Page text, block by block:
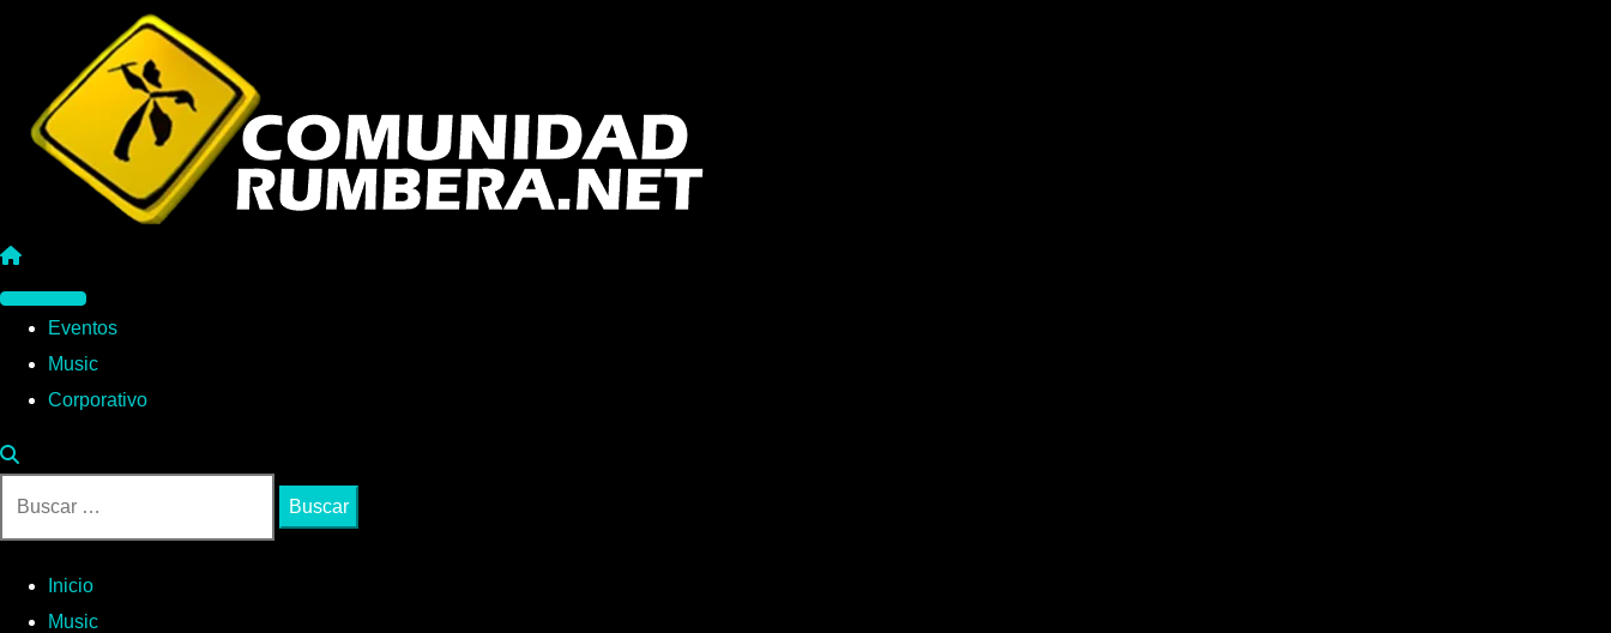
contenido
Eventos
Music
Corporativo
Inicio
Music